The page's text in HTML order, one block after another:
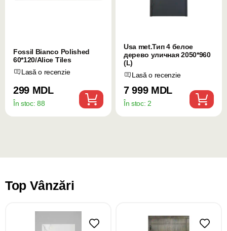
Fossil Bianco Polished
60*120/Alice Tiles
Lasă o recenzie
299 MDL
În stoc: 88
Usa met.Тип 4 белое
дерево уличная 2050*960
(L)
Lasă o recenzie
7 999 MDL
În stoc: 2
Top Vânzări